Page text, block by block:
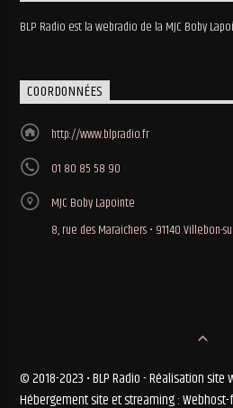
BLP Radio est la webradio de la MJC Boby
COORDONNÉES
http://www.blpradio.fr
01 80 85 58 90
MJC Boby Lapointe
8, rue des Maraichers • 91140 Villebon-
© 2018-2023 • BLP Radio - Réalisation site
Hébergement site et streaming :